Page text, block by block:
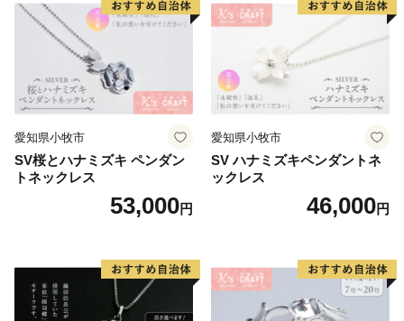
愛知県小牧市
SV桜とハナミズキ ペンダン
トネックレス
53,000円
愛知県小牧市
SV ハナミズキペンダントネ
ックレス
46,000円